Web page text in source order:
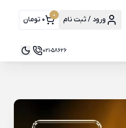
ورود / ثبت نام 0 0 تومان
021-58626